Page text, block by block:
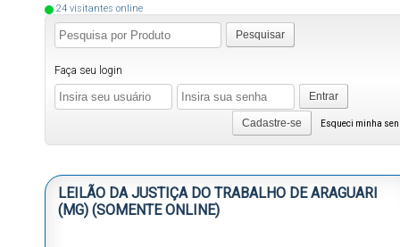
24 visitantes online
Pesquisar
Faça seu login
Entrar
Esqueci minha
Cadastre-se
LEILÃO DA JUSTIÇA DO TRABALHO DE ARAGUARI
(MG) (SOMENTE ONLINE)